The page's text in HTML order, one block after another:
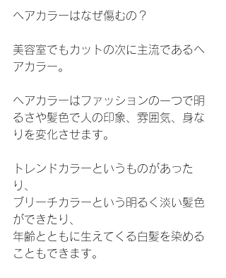
ヘアカラーはなぜ傷むの？
美容室でもカットの次に主流であるヘ
アカラー。
ヘアカラーはファッションの一つで明
るさや髪色で人の印象、雰囲気、身な
りを変化させます。
トレンドカラーというものがあった
り、
ブリーチカラーという明るく淡い髪色
ができたり、
年齢とともに生えてくる白髪を染める
こともできます。